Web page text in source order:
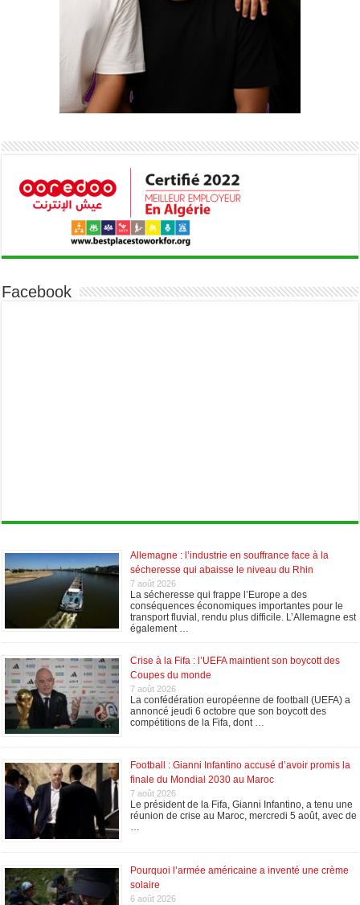
Facebook
Allemagne : l’industrie en souffrance face à la
sécheresse qui abaisse le niveau du Rhin
7 août 2026
La sécheresse qui frappe l’Europe a des
conséquences économiques importantes pour le
transport fluvial, rendu plus difficile. L’Allemagne est
également …
Crise à la Fifa : l’UEFA maintient son boycott des
Coupes du monde
7 août 2026
La confédération européenne de football (UEFA) a
annoncé jeudi 6 octobre que son boycott des
compétitions de la Fifa, dont …
Football : Gianni Infantino accusé d’avoir promis la
finale du Mondial 2030 au Maroc
7 août 2026
Le président de la Fifa, Gianni Infantino, a tenu une
réunion de crise au Maroc, mercredi 5 août, avec de
…
Pourquoi l’armée américaine a inventé une crème
solaire
6 août 2026